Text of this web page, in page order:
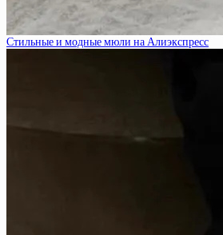
Стильные и модные мюли на Алиэкспресс